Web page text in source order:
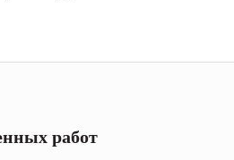
работ